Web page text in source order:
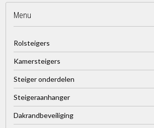
Menu
Rolsteigers
Kamersteigers
Steiger onderdelen
Steigeraanhanger
Dakrandbeveiliging